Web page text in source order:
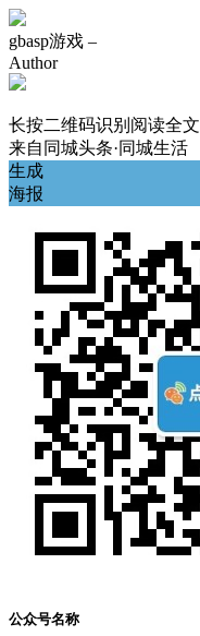
gbasp游戏 –
Author
长按二维码识别阅读全文
来自 同城头条·同城生活
生成
海报
公众号名称